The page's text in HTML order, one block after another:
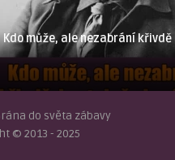
Kdo může, ale nezabrání křivdě
do světa zábavy
© 2013 - 2025